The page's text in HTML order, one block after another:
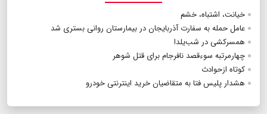
خیانت، اشتباه‌، خشم
عامل حمله به سفارت آذربایجان در بیمارستان روانی بستری شد
همسرکشی در شب‌یلدا
چهارمرتبه سوء‌قصد نافرجام برای قتل شوهر
کوتاه‌ از‌حوادث
هشدار پلیس فتا به متقاضیان خرید اینترنتی خودرو